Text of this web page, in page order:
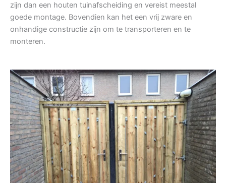
zijn dan een houten tuinafscheiding en vereist meestal
goede montage. Bovendien kan het een vrij zware en
onhandige constructie zijn om te transporteren en te
monteren.